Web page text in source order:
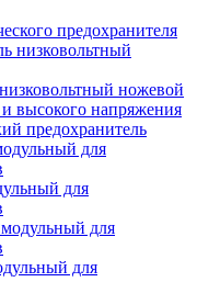
предохранителя
ножевой
высокого напряжения
предохранитель
для
для